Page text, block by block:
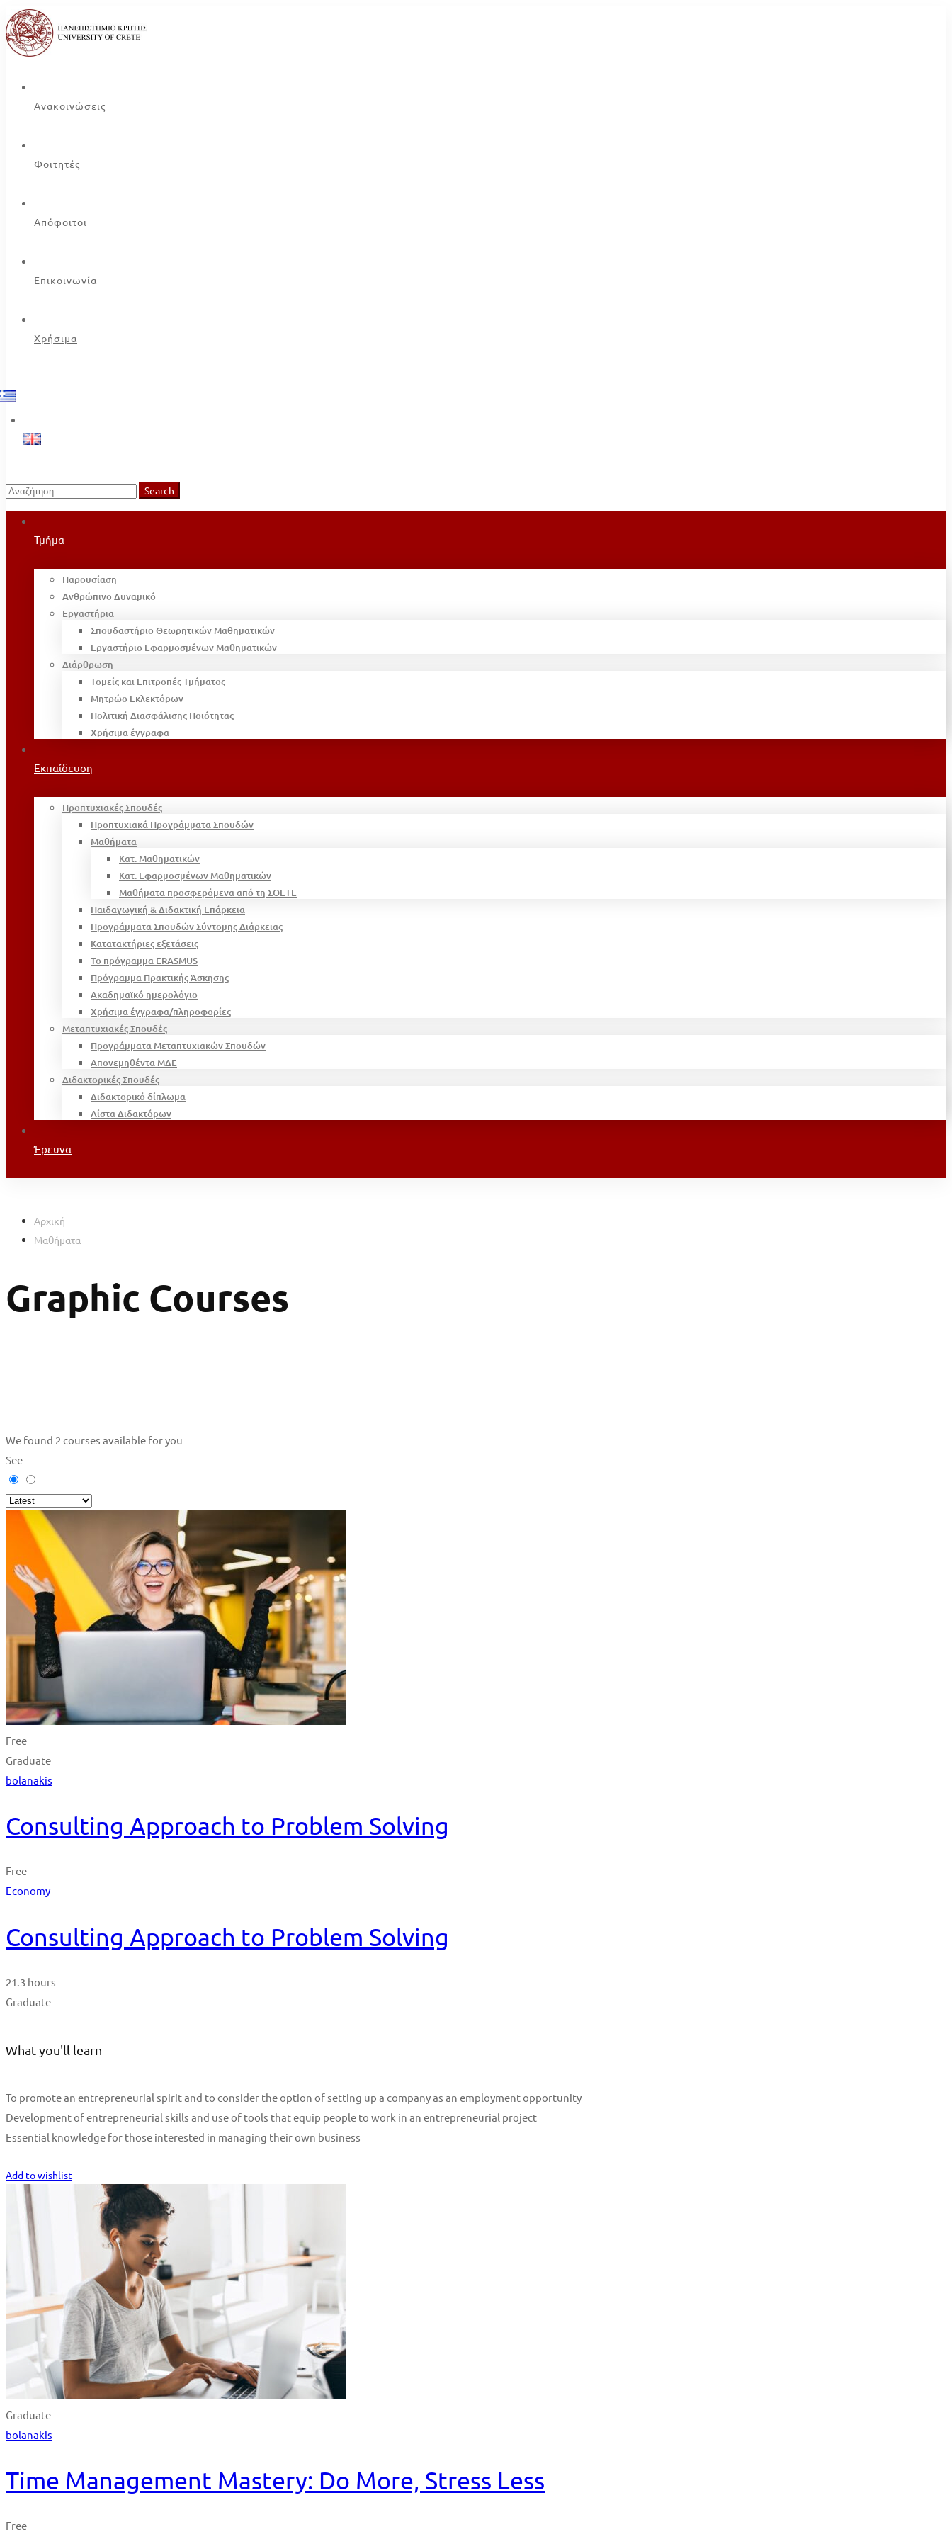
Ανακοινώσεις
Φοιτητές
Απόφοιτοι
Επικοινωνία
Χρήσιμα
Search
for:
Search
Τμήμα
Παρουσίαση
Ανθρώπινο Δυναμικό
Εργαστήρια
Σπουδαστήριο Θεωρητικών Μαθηματικών
Εργαστήριο Εφαρμοσμένων Μαθηματικών
Διάρθρωση
Τομείς και Επιτροπές Τμήματος
Μητρώο Εκλεκτόρων
Πολιτική Διασφάλισης Ποιότητας
Χρήσιμα έγγραφα
Εκπαίδευση
Προπτυχιακές Σπουδές
Προπτυχιακά Προγράμματα Σπουδών
Μαθήματα
Κατ. Μαθηματικών
Κατ. Εφαρμοσμένων Μαθηματικών
Μαθήματα προσφερόμενα από τη ΣΘΕΤΕ
Παιδαγωγική & Διδακτική Επάρκεια
Προγράμματα Σπουδών Σύντομης Διάρκειας
Κατατακτήριες εξετάσεις
Το πρόγραμμα ERASMUS
Πρόγραμμα Πρακτικής Άσκησης
Ακαδημαϊκό ημερολόγιο
Χρήσιμα έγγραφα/πληροφορίες
Μεταπτυχιακές Σπουδές
Προγράμματα Μεταπτυχιακών Σπουδών
Απονεμηθέντα ΜΔΕ
Διδακτορικές Σπουδές
Διδακτορικό δίπλωμα
Λίστα Διδακτόρων
Έρευνα
Αρχική
Μαθήματα
Graphic Courses
We found 2 courses available for you
See
Free
Graduate
bolanakis
Consulting Approach to Problem Solving
Free
Economy
Consulting Approach to Problem Solving
21.3 hours
Graduate
What you'll learn
To promote an entrepreneurial spirit and to consider the option of setting up a company as an employment opportunity
Development of entrepreneurial skills and use of tools that equip people to work in an entrepreneurial project
Essential knowledge for those interested in managing their own business
Add to wishlist
Graduate
bolanakis
Time Management Mastery: Do More, Stress Less
Free